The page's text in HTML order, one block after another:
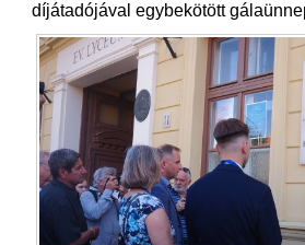
díjátadójával egybekötött